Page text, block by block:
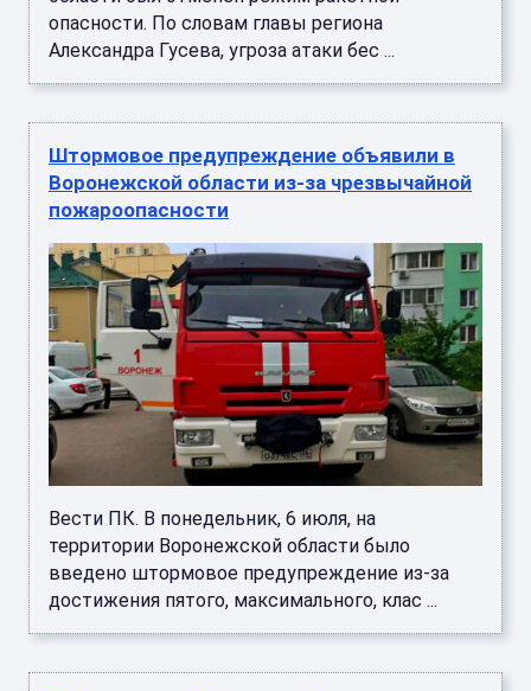
опасности. По словам главы региона
Александра Гусева, угроза атаки бес ...
Штормовое предупреждение объявили в
Воронежской области из-за чрезвычайной
пожароопасности
Вести ПК. В понедельник, 6 июля, на
территории Воронежской области было
введено штормовое предупреждение из-за
достижения пятого, максимального, клас ...